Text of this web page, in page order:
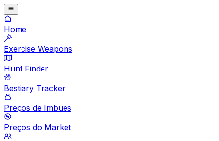
Home
Exercise Weapons
Hunt Finder
Bestiary Tracker
Preços de Imbues
Preços do Market